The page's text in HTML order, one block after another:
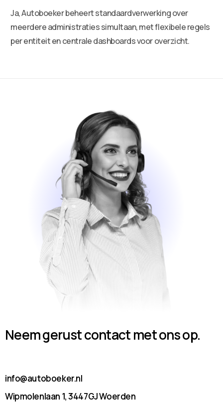
Ja, Autoboeker beheert standaardverwerking over
meerdere administraties simultaan, met flexibele regels
per entiteit en centrale dashboards voor overzicht.
Neem gerust contact met ons op.
info@autoboeker.nl
Wipmolenlaan 1, 3447GJ Woerden